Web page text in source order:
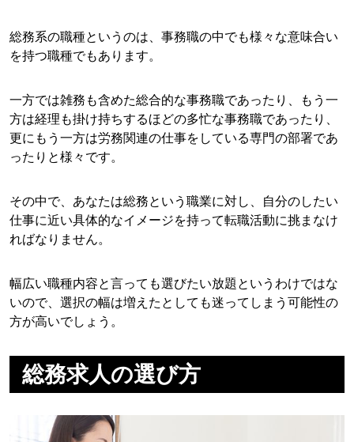
総務系の職種というのは、事務職の中でも様々な意味合い
を持つ職種でもあります。
一方では雑務も含めた総合的な事務職であったり、もう一
方は経理も掛け持ちするほどの多忙な事務職であったり、
更にもう一方は労務関連の仕事をしている専門の部署であ
ったりと様々です。
その中で、あなたは総務という職業に対し、自分のしたい
仕事に近い具体的なイメージを持って転職活動に挑まなけ
ればなりません。
幅広い職種内容と言っても選びたい放題というわけではな
いので、選択の幅は増えたとしても迷ってしまう可能性の
方が高いでしょう。
総務求人の選び方